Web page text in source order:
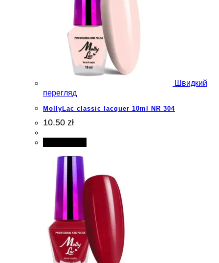
Швидкий
перегляд
MollyLac classic lacquer 10ml NR 304
10.50 zł